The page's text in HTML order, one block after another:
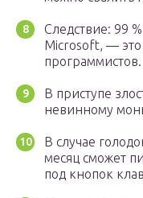
Следствие: 99
Microsoft, — это
программистов.
В приступе
невинному
В случае
месяц сможет
под кнопок